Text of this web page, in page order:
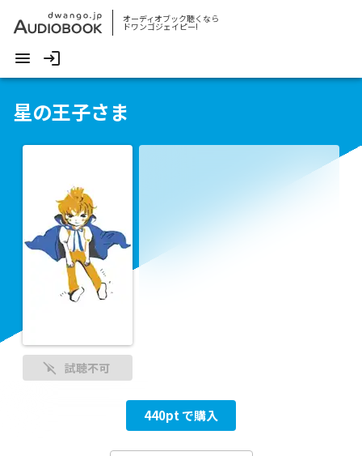
オーディオブック聴くなら
ドワンゴジェイピー!
星の王子さま
試聴不可
440pt で購入